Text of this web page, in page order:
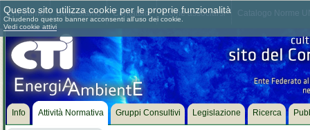
Chi siamo Dove siamo Contattaci Come associarsi
Info Attività Normativa Gruppi Consultivi Legislazione Ricerca
Questo sito utilizza cookie per le proprie funzionalità
Chiudendo questo banner acconsenti all'uso dei cookie.
Vedi cookie attivi